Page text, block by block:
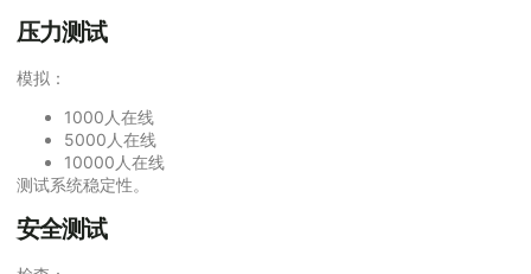
压力测试
模拟：
1000人在线
5000人在线
10000人在线
测试系统稳定性。
安全测试